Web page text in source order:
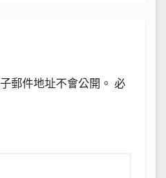
郵件地址不會公開。 必